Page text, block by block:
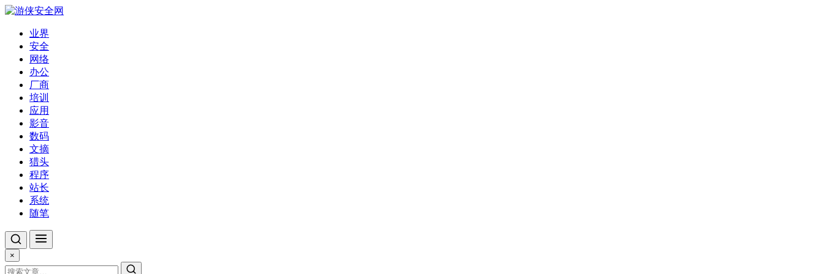
业界
安全
网络
办公
厂商
培训
应用
影音
数码
文摘
猎头
程序
站长
系统
随笔
×